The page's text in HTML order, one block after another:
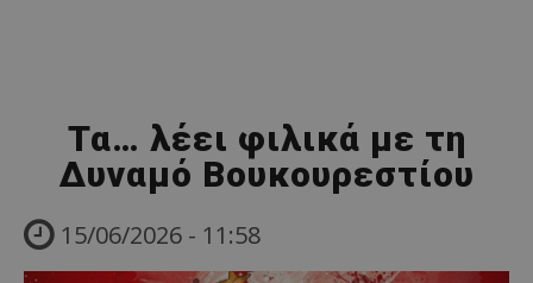
Τα… λέει φιλικά με τη
Δυναμό Βουκουρεστίου
15/06/2026 - 11:58